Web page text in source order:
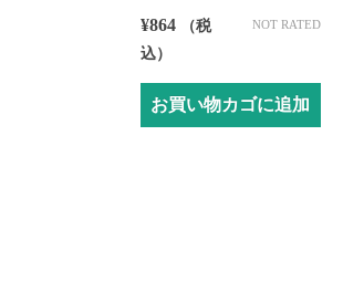
NOT RATED
¥864
（税
込）
お買い物カゴに追加